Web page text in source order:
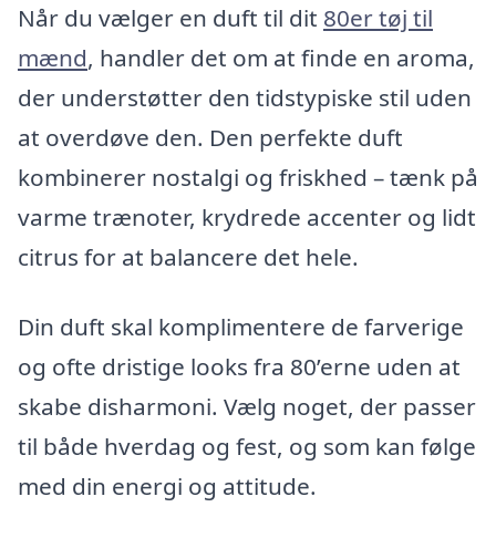
Når du vælger en duft til dit 80er tøj til
mænd, handler det om at finde en aroma,
der understøtter den tidstypiske stil uden
at overdøve den. Den perfekte duft
kombinerer nostalgi og friskhed – tænk på
varme trænoter, krydrede accenter og lidt
citrus for at balancere det hele.
Din duft skal komplimentere de farverige
og ofte dristige looks fra 80’erne uden at
skabe disharmoni. Vælg noget, der passer
til både hverdag og fest, og som kan følge
med din energi og attitude.